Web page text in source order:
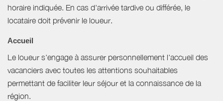
horaire indiquée. En cas d'arrivée tardive ou différée, le
locataire doit prévenir le loueur.
Accueil
Le loueur s'engage à assurer personnellement l'accueil des
vacanciers avec toutes les attentions souhaitables
permettant de faciliter leur séjour et la connaissance de la
région.